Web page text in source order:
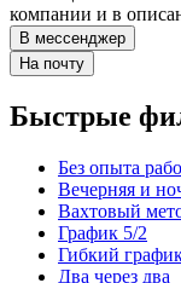
компании и в
В мессенджер
На почту
Быстрые
Без опыта
Вечерняя и
Вахтовый
График 5/2
Гибкий
Два через два